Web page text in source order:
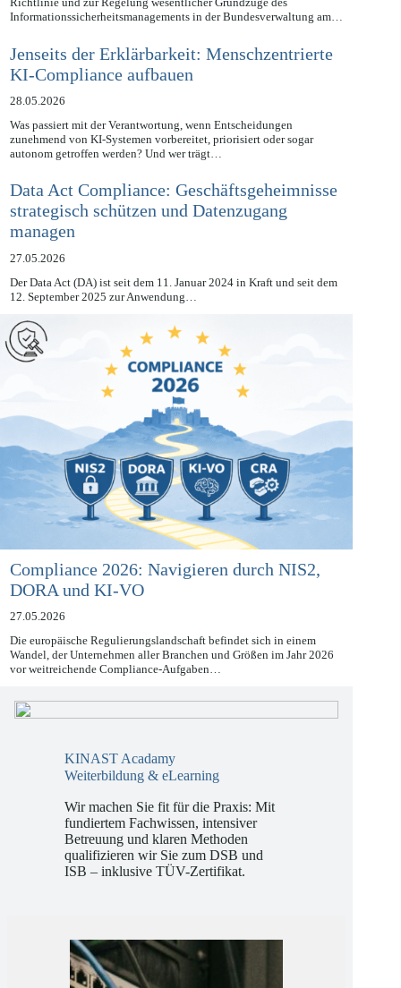
Mit der Verkündung des Gesetzes zur Umsetzung der NIS-2-
Richtlinie und zur Regelung wesentlicher Grundzüge des
Jenseits der Erklärbarkeit: Menschzentrierte
KI-Compliance aufbauen
28.05.2026
Was passiert mit der Verantwortung, wenn Entscheidungen
zunehmend von KI-Systemen vorbereitet, priorisiert oder sogar
Data Act Compliance: Geschäftsgeheimnisse
strategisch schützen und Datenzugang
managen
27.05.2026
Der Data Act (DA) ist seit dem 11. Januar 2024 in Kraft und seit dem
Compliance 2026: Navigieren durch NIS2,
DORA und KI-VO
27.05.2026
Die europäische Regulierungslandschaft befindet sich in einem
Wandel, der Unternehmen aller Branchen und Größen im Jahr 2026
KINAST Acadamy
Wir machen Sie fit für die Praxis: Mit
fundiertem Fachwissen, intensiver
Betreuung und klaren Methoden
qualifizieren wir Sie zum DSB und